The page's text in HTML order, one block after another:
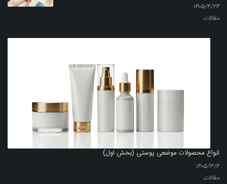
۱۴۰۵/۴/۲۴
مقالات
انواع محصولات موضعی پوستی (بخش اول)
۱۴۰۵/۳/۴
مقالات